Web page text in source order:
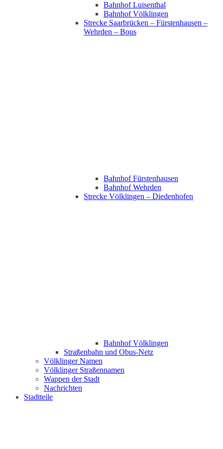
Bahnhof Luisenthal
Bahnhof Völklingen
Strecke Saarbrücken – Fürstenhausen –
Wehrden – Bous
Bahnhof Fürstenhausen
Bahnhof Wehrden
Strecke Völklingen – Diedenhofen
Bahnhof Völklingen
Straßenbahn und Obus-Netz
Völklinger Namen
Völklinger Straßennamen
Wappen der Stadt
Nachrichten
Stadtteile